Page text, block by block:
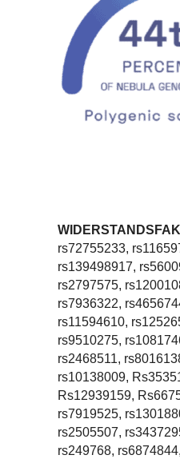
rs72755233,
rs139498917,
rs2797575,
rs7936322,
rs11594610,
rs9510275,
rs2468511,
rs10138009,
Rs12939159,
rs7919525,
rs2505507,
rs249768,